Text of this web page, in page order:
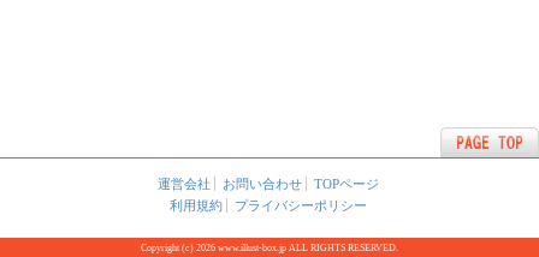
運営会社 お問い合わせ
TOPページ
利用規約
プライバシーポリシー
Copyright (c) 2026 www.illust-box.jp ALL RIGHTS RESERVED.